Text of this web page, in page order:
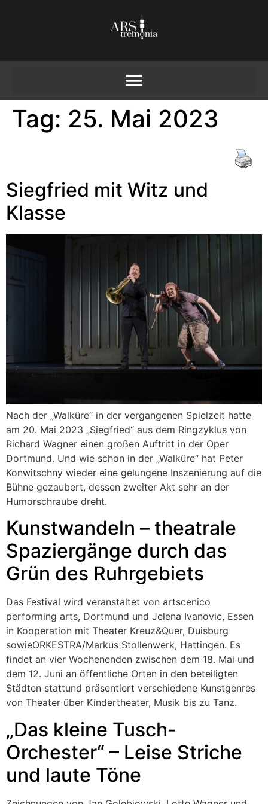
Tag: 25. Mai 2023
Siegfried mit Witz und
Klasse
Nach der „Walküre“ in der vergangenen Spielzeit hatte
am 20. Mai 2023 „Siegfried“ aus dem Ringzyklus von
Richard Wagner einen großen Auftritt in der Oper
Dortmund. Und wie schon in der „Walküre“ hat Peter
Konwitschny wieder eine gelungene Inszenierung auf die
Bühne gezaubert, dessen zweiter Akt sehr an der
Humorschraube dreht.
Kunstwandeln – theatrale
Spaziergänge durch das
Grün des Ruhrgebiets
Das Festival wird veranstaltet von artscenico
performing arts, Dortmund und Jelena Ivanovic, Essen
in Kooperation mit Theater Kreuz&Quer, Duisburg
sowieORKESTRA/Markus Stollenwerk, Hattingen. Es
findet an vier Wochenenden zwischen dem 18. Mai und
dem 12. Juni an öffentliche Orten in den beteiligten
Städten stattund präsentiert verschiedene Kunstgenres
von Theater über Kindertheater, Musik bis zu Tanz.
„Das kleine Tusch-
Orchester“ – Leise Striche
und laute Töne